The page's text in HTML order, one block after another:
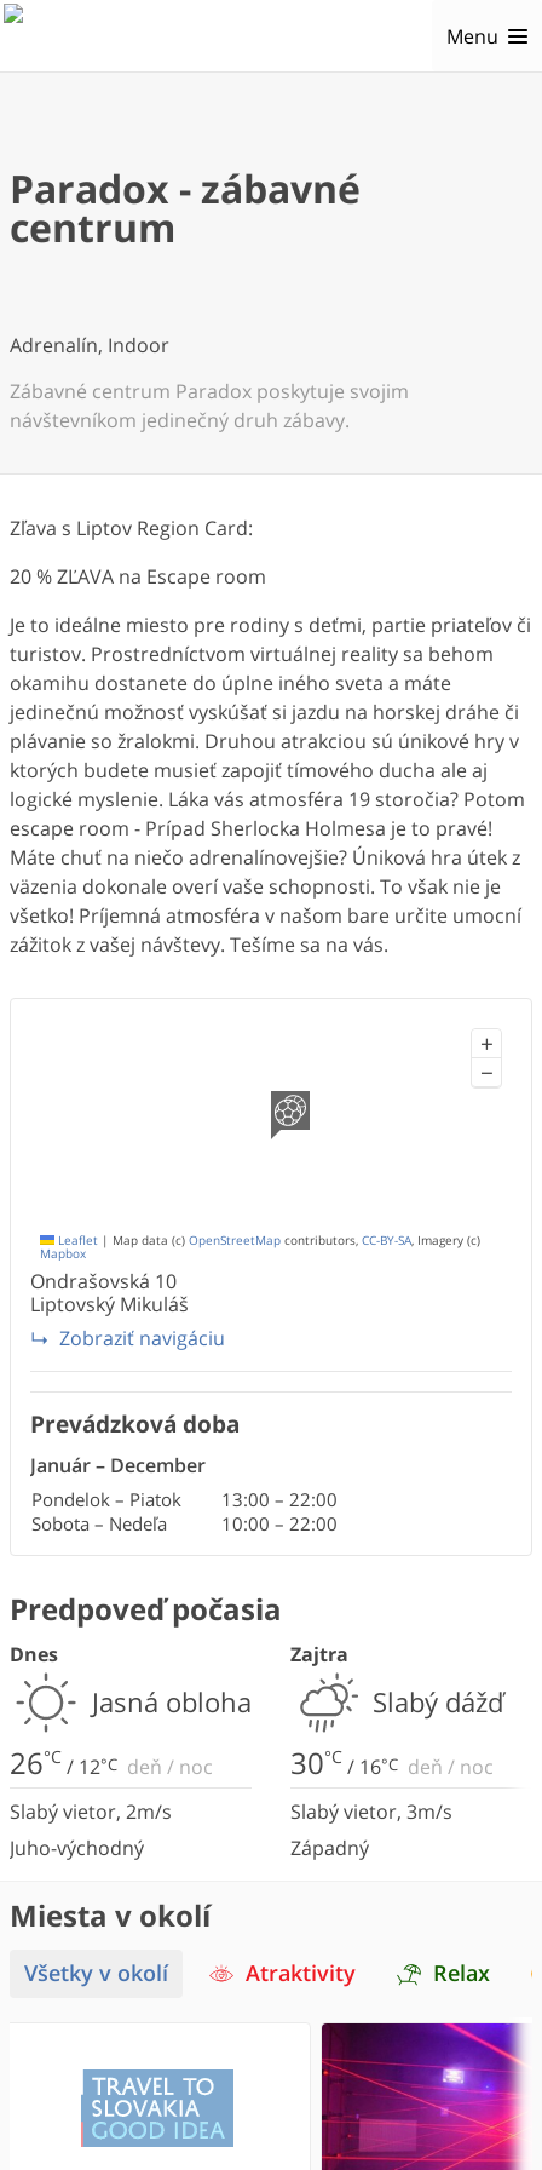
Menu
Paradox - zábavné
centrum
Adrenalín, Indoor
Zábavné centrum Paradox poskytuje svojim
návštevníkom jedinečný druh zábavy.
Zľava s Liptov Region Card:
20 % ZĽAVA na Escape room
Je to ideálne miesto pre rodiny s deťmi, partie priateľov či
turistov. Prostredníctvom virtuálnej reality sa behom
okamihu dostanete do úplne iného sveta a máte
jedinečnú možnosť vyskúšať si jazdu na horskej dráhe či
plávanie so žralokmi. Druhou atrakciou sú únikové hry v
ktorých budete musieť zapojiť tímového ducha ale aj
logické myslenie. Láka vás atmosféra 19 storočia? Potom
escape room - Prípad Sherlocka Holmesa je to pravé!
Máte chuť na niečo adrenalínovejšie? Úniková hra útek z
väzenia dokonale overí vaše schopnosti. To však nie je
všetko! Príjemná atmosféra v našom bare určite umocní
zážitok z vašej návštevy. Tešíme sa na vás.
+
−
Leaflet | Map data (c) OpenStreetMap contributors, CC-BY-SA, Imagery (c)
Mapbox
Ondrašovská 10
Liptovský Mikuláš
Zobraziť navigáciu
Prevádzková doba
Január– December
Pondelok – Piatok 13:00 – 22:00
Sobota – Nedeľa
10:00 – 22:00
Predpoveď počasia
Dnes
Jasná obloha
26°C / 12°C deň / noc
Slabý vietor, 2m/s
Juho-východný
Zajtra
Slabý dážď
30°C / 16°C deň / noc
Slabý vietor, 3m/s
Západný
Miesta v okolí
Všetky v okolí Atraktivity Relax